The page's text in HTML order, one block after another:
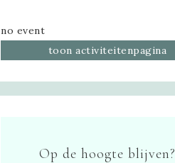
no event
toon activiteitenpagina
Op de hoogte blijven?